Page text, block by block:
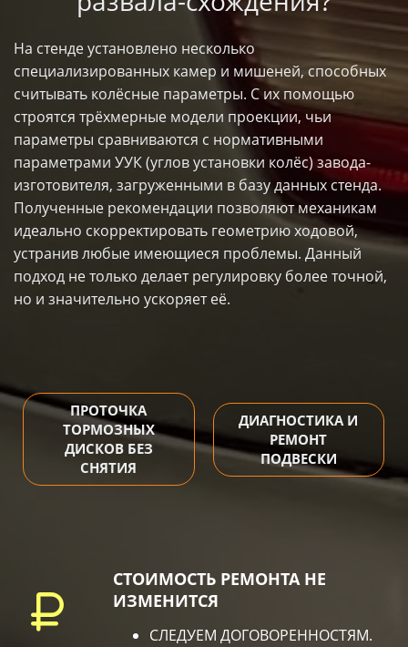
На стенде установлено несколько
специализированных камер и мишеней, способных
считывать колёсные параметры. С их помощью
строятся трёхмерные модели проекции, чьи
параметры сравниваются с нормативными
параметрами УУК (углов установки колёс) завода-
изготовителя, загруженными в базу данных стенда.
Полученные рекомендации позволяют механикам
идеально скорректировать геометрию ходовой,
устранив любые имеющиеся проблемы. Данный
подход не только делает регулировку более точной,
но и значительно ускоряет её.
ПРОТОЧКА
ТОРМОЗНЫХ
ДИСКОВ БЕЗ
СНЯТИЯ
ДИАГНОСТИКА И
РЕМОНТ
ПОДВЕСКИ
СТОИМОСТЬ РЕМОНТА НЕ
ИЗМЕНИТСЯ
СЛЕДУЕМ ДОГОВОРЕННОСТЯМ.